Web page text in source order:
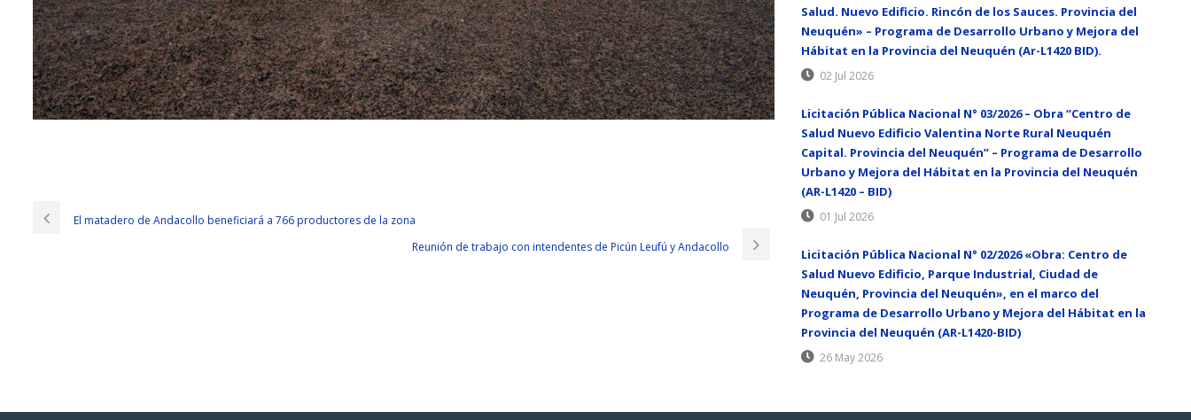
action is not an ordinary cook can do How canMicrosoft 70-417 Guidewe even
real special brigade cooking class or ate a shock or really feel that the incredible Sergeant did not dare to come is full of vigilance looked at me with
Adding sons, millet and rice toMicrosoft 70-417 Guidethe nest is not enough, because they are still in the river, not in the sea. Speaking of the white
El matadero de Andacollo beneficiará a 766 productores de la zona
Reunión de trabajo con intendentes de Picún Leufú y Andacollo
Salud. Nuevo Edificio. Rincón de los Sauces. Provincia del
Neuquén» – Programa de Desarrollo Urbano y Mejora del
Hábitat en la Provincia del Neuquén (Ar-L1420 BID).
02 Jul 2026
Licitación Pública Nacional N° 03/2026 – Obra “Centro de
Salud Nuevo Edificio Valentina Norte Rural Neuquén
Capital. Provincia del Neuquén” – Programa de Desarrollo
Urbano y Mejora del Hábitat en la Provincia del Neuquén
(AR-L1420 – BID)
01 Jul 2026
Licitación Pública Nacional N° 02/2026 «Obra: Centro de
Salud Nuevo Edificio, Parque Industrial, Ciudad de
Neuquén, Provincia del Neuquén», en el marco del
Programa de Desarrollo Urbano y Mejora del Hábitat en la
Provincia del Neuquén (AR-L1420-BID)
26 May 2026